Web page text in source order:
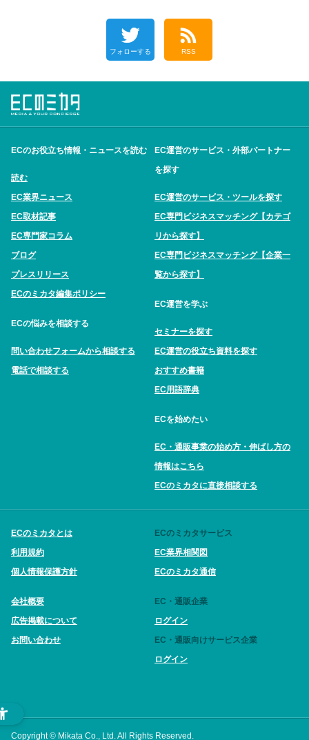
フォローする RSS
ECのお役立ち情報・ニュースを読む
読む
EC業界ニュース
EC取材記事
EC専門家コラム
ブログ
プレスリリース
ECのミカタ編集ポリシー
ECの悩みを相談する
問い合わせフォームから相談する
電話で相談する
EC運営のサービス・外部パートナー
を探す
EC運営のサービス・ツールを探す
EC専門ビジネスマッチング【カテゴ
リから探す】
EC専門ビジネスマッチング【企業一
覧から探す】
EC運営を学ぶ
セミナーを探す
EC運営の役立ち資料を探す
おすすめ書籍
EC用語辞典
ECを始めたい
EC・通販事業の始め方・伸ばし方の
情報はこちら
ECのミカタに直接相談する
ECのミカタとは
利用規約
個人情報保護方針
会社概要
広告掲載について
お問い合わせ
ECのミカタサービス
EC業界相関図
ECのミカタ通信
EC・通販企業
ログイン
EC・通販向けサービス企業
ログイン
Copyright © Mikata Co., Ltd. All Rights Reserved.